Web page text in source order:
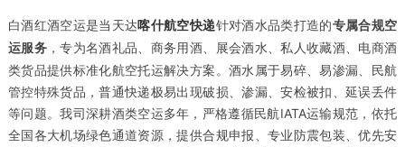
白酒红酒空运是当天达喀什航空快递针对酒水品类打造的专属合规空
运服务 ，专为名酒礼品、商务用酒、展会酒水、私人收藏酒、电商酒
类货品提供标准化航空托运解决方案。酒水属于易碎、易渗漏、民航
管控特殊货品，普通快递极易出现破损、渗漏、安检被扣、延误丢件
等问题。我司深耕酒类空运多年，严格遵循民航IATA运输规范，依托
全国各大机场绿色通道资源，提供合规申报、专业防震包装、优先安